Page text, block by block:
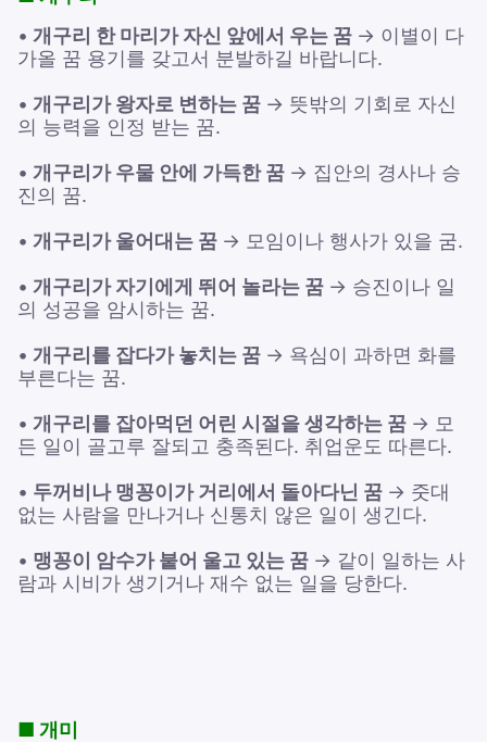
• 개구리 한 마리가 자신 앞에서 우는 꿈 → 이별이 다
가올 꿈 용기를 갖고서 분발하길 바랍니다.
• 개구리가 왕자로 변하는 꿈 → 뜻밖의 기회로 자신
의 능력을 인정 받는 꿈.
• 개구리가 우물 안에 가득한 꿈 → 집안의 경사나 승
진의 꿈.
• 개구리가 울어대는 꿈 → 모임이나 행사가 있을 굼.
• 개구리가 자기에게 뛰어 놀라는 꿈 → 승진이나 일
의 성공을 암시하는 꿈.
• 개구리를 잡다가 놓치는 꿈 → 욕심이 과하면 화를
부른다는 꿈.
• 개구리를 잡아먹던 어린 시절을 생각하는 꿈 → 모
든 일이 골고루 잘되고 충족된다. 취업운도 따른다.
• 두꺼비나 맹꽁이가 거리에서 돌아다닌 꿈 → 줏대
없는 사람을 만나거나 신통치 않은 일이 생긴다.
• 맹꽁이 암수가 붙어 울고 있는 꿈 → 같이 일하는 사
람과 시비가 생기거나 재수 없는 일을 당한다.
■ 개미